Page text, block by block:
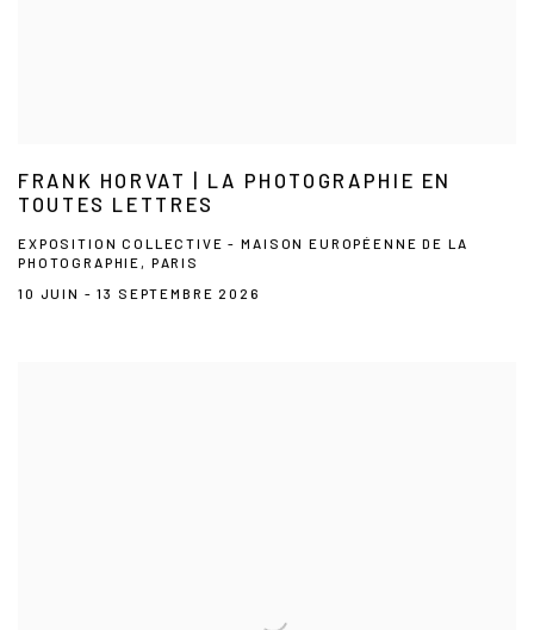
FRANK HORVAT | LA PHOTOGRAPHIE EN
TOUTES LETTRES
EXPOSITION COLLECTIVE - MAISON EUROPÉENNE DE LA
PHOTOGRAPHIE, PARIS
10 JUIN - 13 SEPTEMBRE 2026